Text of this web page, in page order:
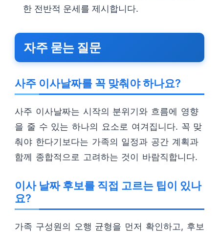
한 전반적 운세를 제시합니다.
자주 묻는 질문
사주 이사날짜를 꼭 맞춰야 하나요?
사주 이사날짜는 시작의 분위기와 흐름에 영향
을 줄 수 있는 하나의 요소로 여겨집니다. 꼭 맞
춰야 한다기보다는 가족의 일정과 공간 계획과
함께 종합적으로 고려하는 것이 바람직합니다.
이사 날짜 후보를 직접 고르는 팁이 있나
요?
가족 구성원의 오행 균형을 먼저 확인하고, 후보